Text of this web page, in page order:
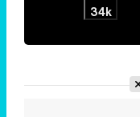
34k